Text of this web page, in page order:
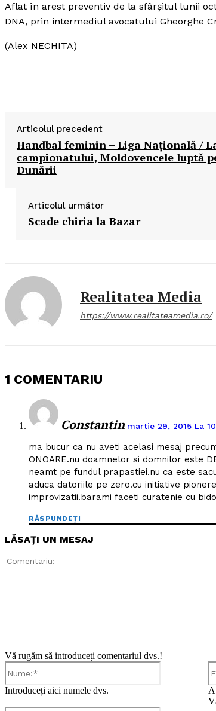
Aflat în arest preventiv de la sfârşitul lunii
DNA, prin intermediul avocatului Gheorghe
(Alex NECHITA)
Articolul precedent
Handbal feminin – Liga Naţională /
campionatului, Moldovencele luptă
Dunării
Articolul următor
Scade chiria la Bazar
Realitatea Media
https://www.realitateamedia.ro/
1 COMENTARIU
Constantin martie 29, 2015 La
ma bucur ca nu aveti acelasi mesaj
ONOARE.nu doamnelor si domnilor este
neamt pe fundul prapastiei.nu ca este
aduca datoriile pe zero.cu initiative
improvizatii.barami faceti curatenie cu
RĂSPUNDEȚI
LĂSAȚI UN MESAJ
Vă rugăm să introduceți comentariul dvs.!
Introduceți aici numele dvs.